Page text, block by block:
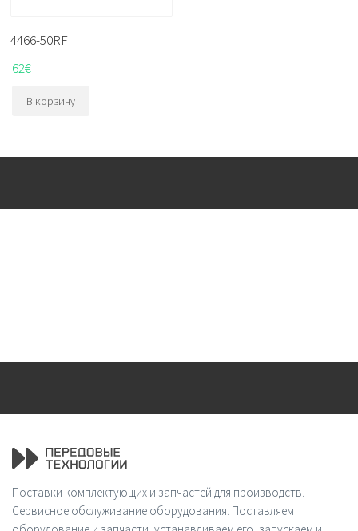
4466-50RF
62€
В корзину
Поставки комплектующих и запчастей для производств.
Сервисное обслуживание оборудования. Поставляем